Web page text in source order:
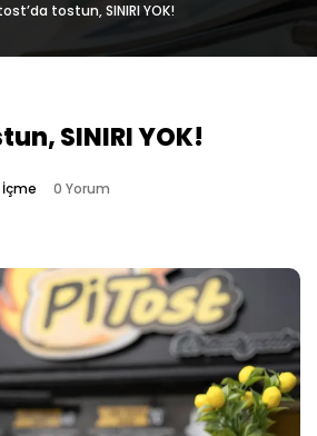
tostun, SINIRI YOK!
SINIRI YOK!
0 Yorum